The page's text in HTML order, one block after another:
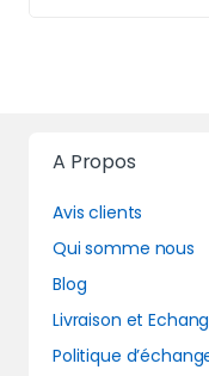
A Propos
Avis clients
Qui somme nous
Blog
Livraison et
Politique